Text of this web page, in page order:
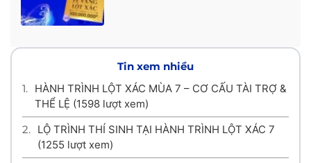
Tin xem nhiều
1. HÀNH TRÌNH LỘT XÁC MÙA 7 – CƠ CẤU TÀI TRỢ &
THỂ LỆ (1598 lượt xem)
2.
LỘ TRÌNH THÍ SINH TẠI HÀNH TRÌNH LỘT XÁC 7
(1255 lượt xem)